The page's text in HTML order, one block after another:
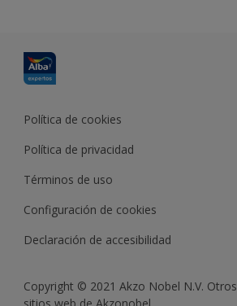
Política de cookies
Política de privacidad
Términos de uso
Configuración de cookies
Declaración de accesibilidad
Copyright © 2021 Akzo Nobel N.V. Otros
sitios web de Akzonobel